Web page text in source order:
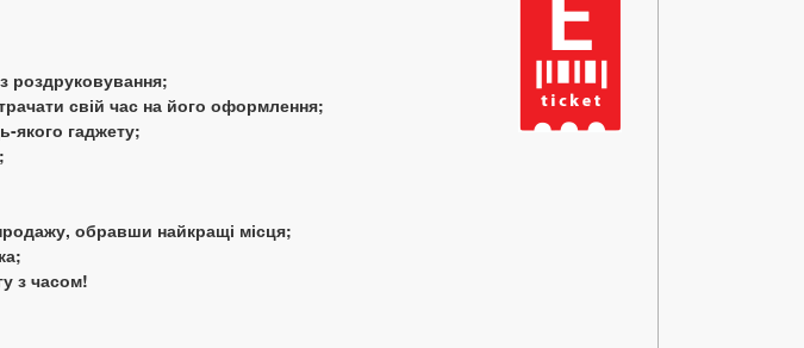
роздруковування;
свій час на його оформлення;
якого гаджету;
обравши найкращі місця;
з часом!